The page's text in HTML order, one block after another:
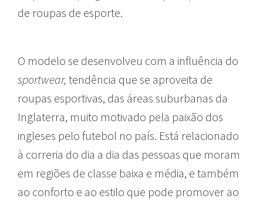
de roupas de esporte.
O modelo se desenvolveu com a influência do
sportwear, tendência que se aproveita de
roupas esportivas, das áreas suburbanas da
Inglaterra, muito motivado pela paixão dos
ingleses pelo futebol no país. Está relacionado
à correria do dia a dia das pessoas que moram
em regiões de classe baixa e média, e também
ao conforto e ao estilo que pode promover ao